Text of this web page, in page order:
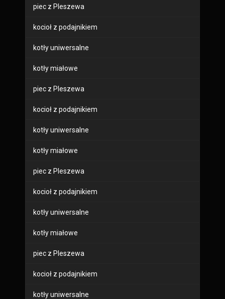
piec z Pleszewa
kocioł z podajnikiem
kotły uniwersalne
kotły miałowe
piec z Pleszewa
kocioł z podajnikiem
kotły uniwersalne
kotły miałowe
piec z Pleszewa
kocioł z podajnikiem
kotły uniwersalne
kotły miałowe
piec z Pleszewa
kocioł z podajnikiem
kotły uniwersalne